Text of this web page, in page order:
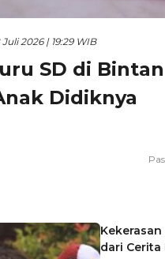
Juli 2026 | 19:29 WIB
SD di
Didiknya
Kekerasan
dari Cerita